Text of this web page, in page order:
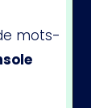
mots-